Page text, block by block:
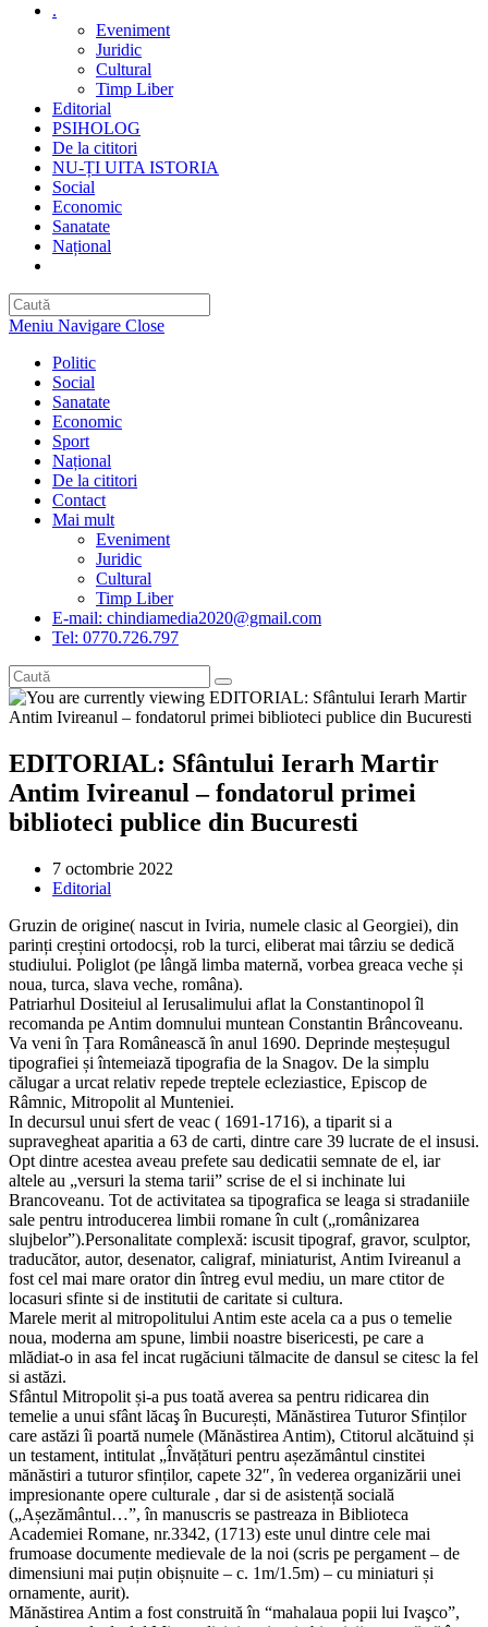
.
Eveniment
Juridic
Cultural
Timp Liber
Editorial
PSIHOLOG
De la cititori
NU-ȚI UITA ISTORIA
Social
Economic
Sanatate
Național
Meniu Navigare Close
Politic
Social
Sanatate
Economic
Sport
Național
De la cititori
Contact
Mai mult
Eveniment
Juridic
Cultural
Timp Liber
E-mail: chindiamedia2020@gmail.com
Tel: 0770.726.797
EDITORIAL: Sfântului Ierarh Martir
Antim Ivireanul – fondatorul primei
biblioteci publice din Bucuresti
Post
published:
7 octombrie 2022
Post
Editorial
Gruzin de origine( nascut in Iviria, numele clasic al Georgiei), din
parinți creștini ortodocși, rob la turci, eliberat mai târziu se dedică
studiului. Poliglot (pe lângă limba maternă, vorbea greaca veche și
noua, turca, slava veche, româna).
Patriarhul Dositeiul al Ierusalimului aflat la Constantinopol îl
recomanda pe Antim domnului muntean Constantin Brâncoveanu.
Va veni în Țara Românească în anul 1690. Deprinde meșteșugul
tipografiei și întemeiază tipografia de la Snagov. De la simplu
călugar a urcat relativ repede treptele ecleziastice, Episcop de
Râmnic, Mitropolit al Munteniei.
In decursul unui sfert de veac ( 1691-1716), a tiparit si a
supravegheat aparitia a 63 de carti, dintre care 39 lucrate de el insusi.
Opt dintre acestea aveau prefete sau dedicatii semnate de el, iar
altele au „versuri la stema tarii” scrise de el si inchinate lui
Brancoveanu. Tot de activitatea sa tipografica se leaga si stradaniile
sale pentru introducerea limbii romane în cult („românizarea
slujbelor”).Personalitate complexă: iscusit tipograf, gravor, sculptor,
traducător, autor, desenator, caligraf, miniaturist, Antim Ivireanul a
fost cel mai mare orator din întreg evul mediu, un mare ctitor de
locasuri sfinte si de institutii de caritate si cultura.
Marele merit al mitropolitului Antim este acela ca a pus o temelie
noua, moderna am spune, limbii noastre bisericesti, pe care a
mlădiat-o in asa fel incat rugăciuni tălmacite de dansul se citesc la fel
si astăzi.
Sfântul Mitropolit și-a pus toată averea sa pentru ridicarea din
temelie a unui sfânt lăcaş în București, Mănăstirea Tuturor Sfinților
care astăzi îi poartă numele (Mănăstirea Antim), Ctitorul alcătuind și
un testament, intitulat „Învățături pentru așezământul cinstitei
mănăstiri a tuturor sfinților, capete 32″, în vederea organizării unei
impresionante opere culturale , dar si de asistență socială
(„Așezământul…”, în manuscris se pastreaza in Biblioteca
Academiei Romane, nr.3342, (1713) este unul dintre cele mai
frumoase documente medievale de la noi (scris pe pergament – de
dimensiuni mai puțin obișnuite – c. 1m/1.5m) – cu miniaturi și
ornamente, aurit).
Mănăstirea Antim a fost construită în “mahalaua popii lui Ivaşco”,